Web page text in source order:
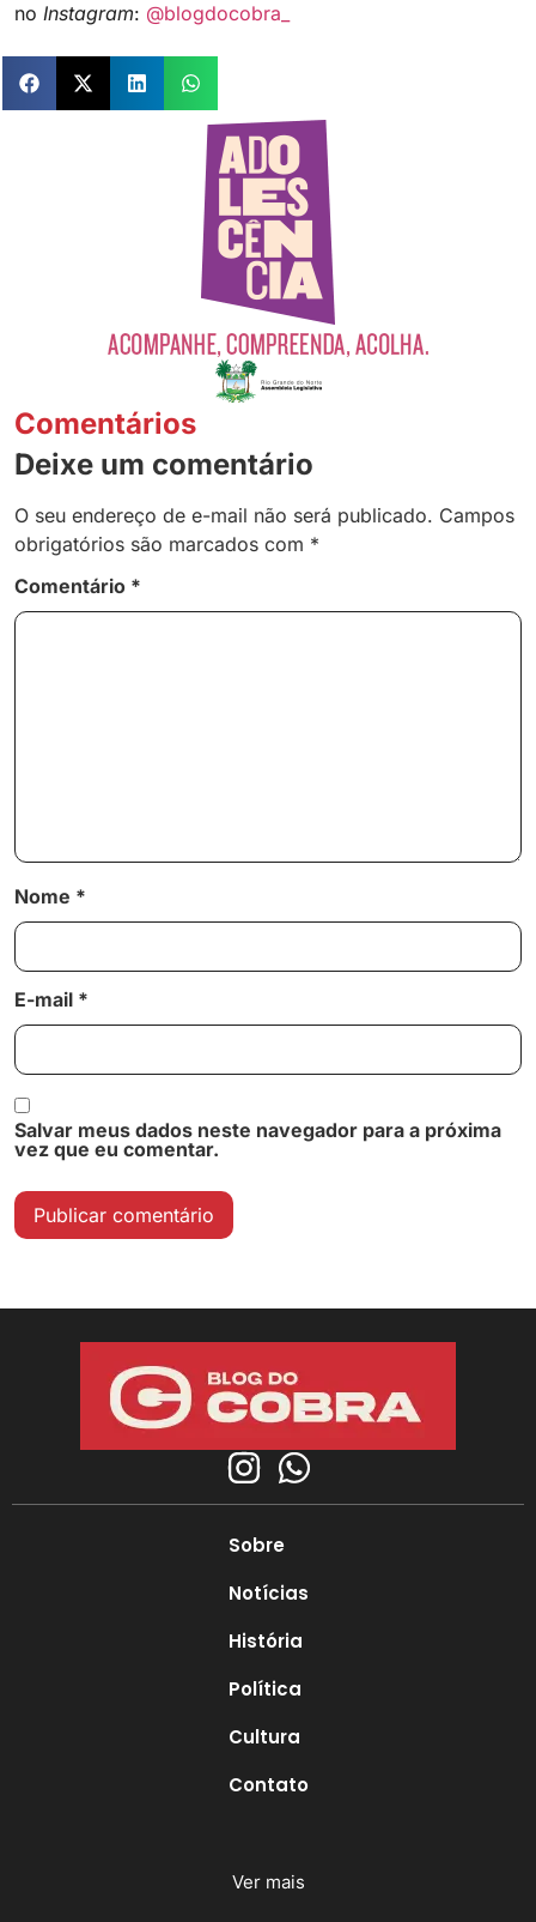
no Instagram: @blogdocobra_
Comentários
Deixe um comentário
O seu endereço de e-mail não será publicado. Campos
obrigatórios são marcados com *
Comentário *
Nome *
E-mail *
Salvar meus dados neste navegador para a próxima
vez que eu comentar.
Sobre
Notícias
História
Política
Cultura
Contato
Ver mais